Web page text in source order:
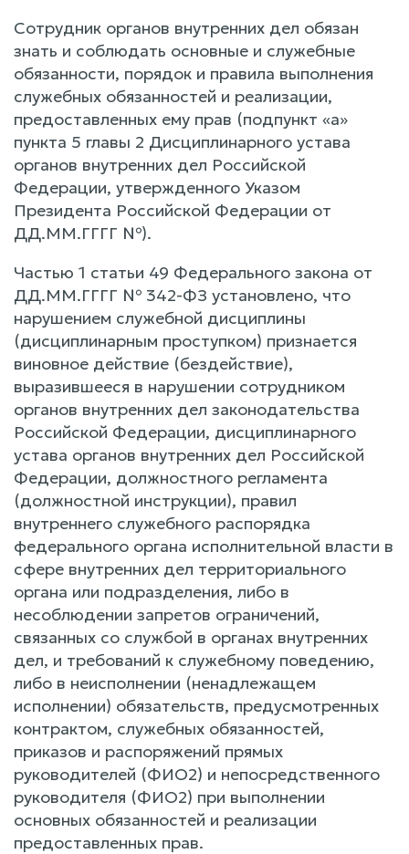
Сотрудник органов внутренних дел обязан
знать и соблюдать основные и служебные
обязанности, порядок и правила выполнения
служебных обязанностей и реализации,
предоставленных ему прав (подпункт «а»
пункта 5 главы 2 Дисциплинарного устава
органов внутренних дел Российской
Федерации, утвержденного Указом
Президента Российской Федерации от
ДД.ММ.ГГГГ №).
Частью 1 статьи 49 Федерального закона от
ДД.ММ.ГГГГ № 342-ФЗ установлено, что
нарушением служебной дисциплины
(дисциплинарным проступком) признается
виновное действие (бездействие),
выразившееся в нарушении сотрудником
органов внутренних дел законодательства
Российской Федерации, дисциплинарного
устава органов внутренних дел Российской
Федерации, должностного регламента
(должностной инструкции), правил
внутреннего служебного распорядка
федерального органа исполнительной власти в
сфере внутренних дел территориального
органа или подразделения, либо в
несоблюдении запретов ограничений,
связанных со службой в органах внутренних
дел, и требований к служебному поведению,
либо в неисполнении (ненадлежащем
исполнении) обязательств, предусмотренных
контрактом, служебных обязанностей,
приказов и распоряжений прямых
руководителей (ФИО2) и непосредственного
руководителя (ФИО2) при выполнении
основных обязанностей и реализации
предоставленных прав.